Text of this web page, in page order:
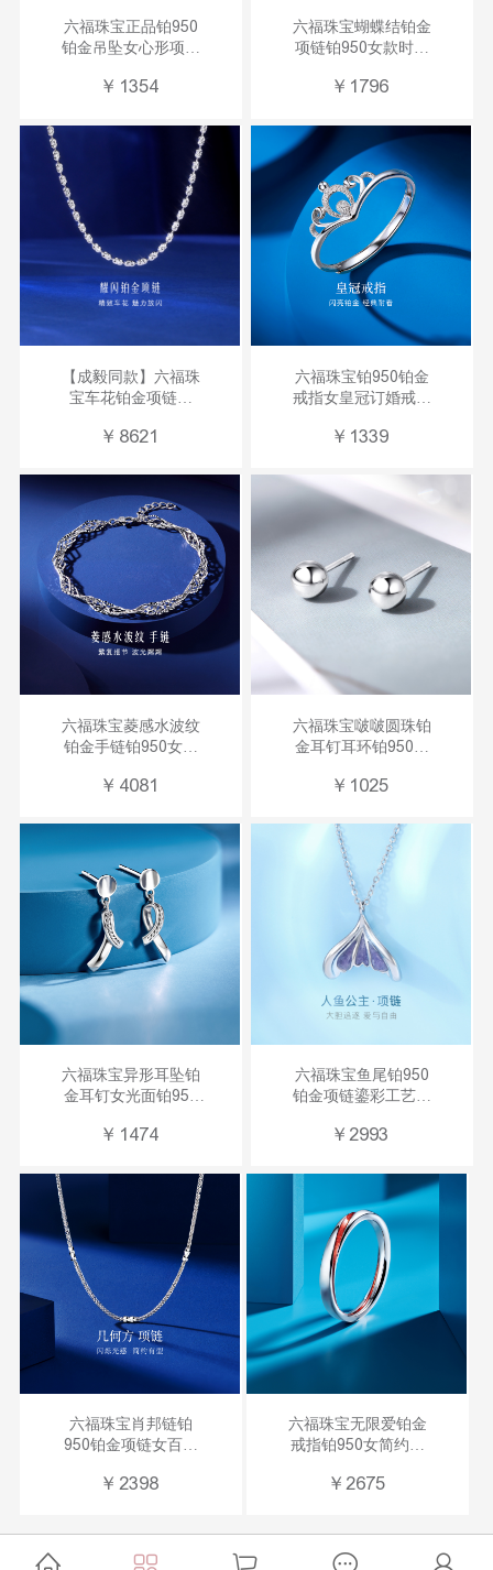
六福珠宝正品铂950
铂金吊坠女心形项链
A03TBPP0001
￥ 1354
六福珠宝蝴蝶结铂金
项链铂950女款时尚
G07TBPN0024铂金2
￥ 1796
【成毅同款】六福珠
宝车花铂金项链铂
L19TBPN0034
￥ 8621
六福珠宝铂950铂金
戒指女皇冠订婚戒指
HIPTBR0002
￥ 1339
六福珠宝菱感水波纹
铂金手链铂950女简
L04TBPB0023
￥ 4081
六福珠宝啵啵圆珠铂
金耳钉耳环铂950女
G07TBPE0006
￥ 1025
六福珠宝异形耳坠铂
金耳钉女光面铂950
GJPTBE0006
￥ 1474
六福珠宝鱼尾铂950
铂金项链鎏彩工艺吊
GJPTBN0003夏日1
￥2993
六福珠宝肖邦链铂
950铂金项链女百搭
F63TBPN0009
￥ 2398
六福珠宝无限爱铂金
戒指铂950女简约情
GJPTBR0009
￥ 2675